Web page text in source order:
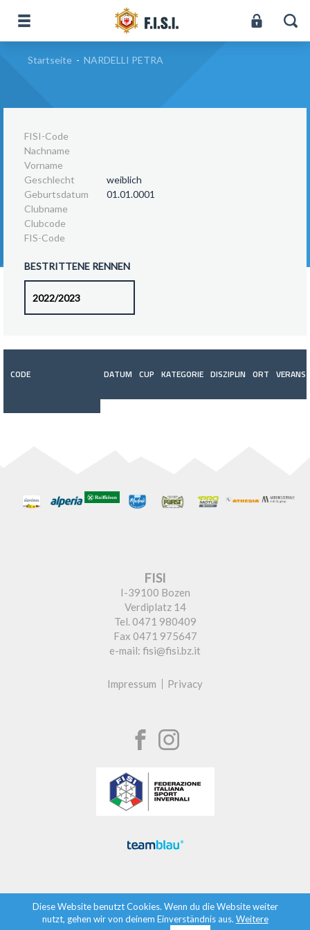
Startseite - NARDELLI PETRA
FISI-Code
Nachname
Vorname
Geschlecht
weiblich
Geburtsdatum
01.01.0001
Clubname
Clubcode
FIS-Code
BESTRITTENE RENNEN
CODE DATUM CUP KATEGORIE DISZIPLIN ORT
FISI
I-39100 Bozen
Verdiplatz 14
Tel. 0471 980409
Fax 0471 975647
e-mail: fisi@fisi.bz.it
Impressum Privacy
Diese Website benutzt Cookies. Wenn du die Website weiter
nutzt, gehen wir von deinem Einverständnis aus. Weitere